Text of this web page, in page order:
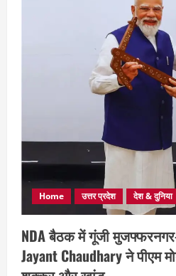
Home उत्तर प्रदेश देश & दुनिया
NDA बैठक में गूंजी
Jayant Chaudhary ने पीएम